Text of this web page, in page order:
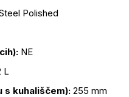
Polished
NE
L
s kuhališčem): 255 mm